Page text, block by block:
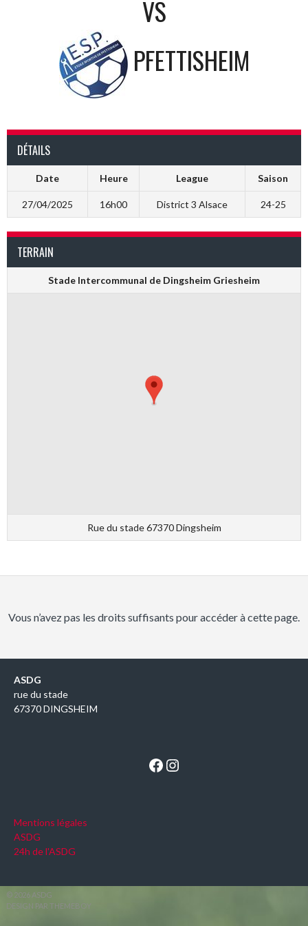
VS
PFETTISHEIM
DÉTAILS
Date Heure League Saison
27/04/2025 16h00 District 3 Alsace 24-25
TERRAIN
Stade Intercommunal de Dingsheim Griesheim
Rue du stade 67370 Dingsheim
Vous n’avez pas les droits suffisants pour accéder à cette page.
ASDG
rue du stade
67370 DINGSHEIM
Facebook Instagram
Mentions légales
ASDG
24h de l'ASDG
© 2026 ASDG
DESIGN PAR THEMEBOY